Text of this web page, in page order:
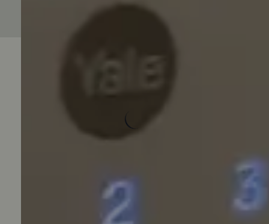
Avaliações do Produto
Carregando avaliações...